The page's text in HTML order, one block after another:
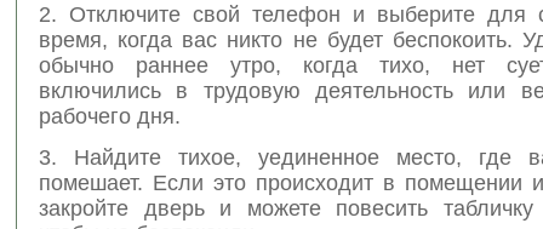
2. Отключите свой телефон и выберите для
время, когда вас никто не будет беспокоить.
обычно раннее утро, когда тихо, нет
включились в трудовую деятельность или
рабочего дня.
3. Найдите тихое, уединенное место, где
помешает. Если это происходит в помещении
закройте дверь и можете повесить